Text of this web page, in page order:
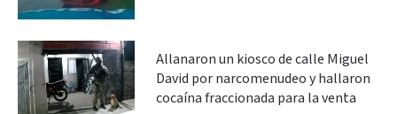
Allanaron un kiosco de calle Miguel
David por narcomenudeo y hallaron
cocaína fraccionada para la venta